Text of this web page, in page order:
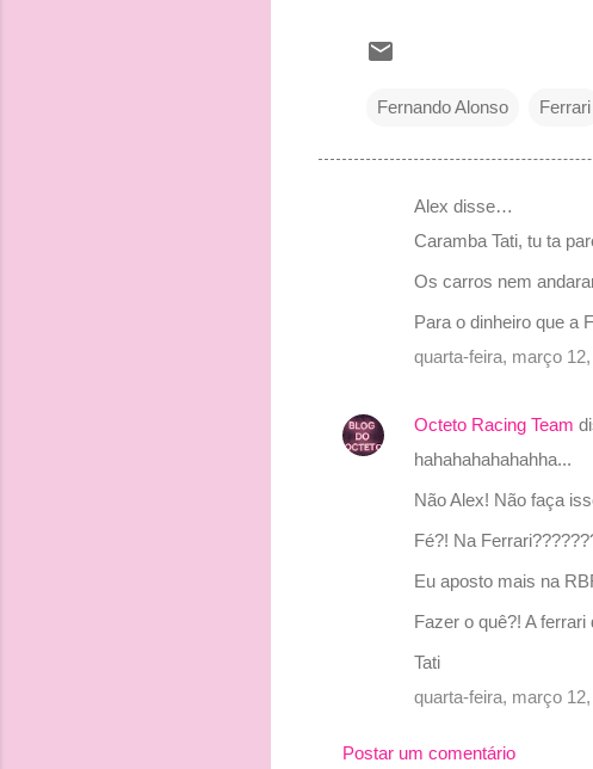
Fernando Alonso Ferrari
á
r
Alex disse…
Caramba Tati, tu ta
Os carros nem
Para o dinheiro que a
quarta-feira, março
Octeto Racing Team
hahahahahahahha...
Não Alex! Não faça
Fé?! Na
Eu aposto mais na
Fazer o quê?! A
Tati
quarta-feira, março
Postar um comentário